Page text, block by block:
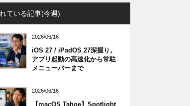
ている記事(今週)
2026/06/16
iOS 27 / iPadOS 27深掘り。
アプリ起動の高速化から常駐
メニューバーまで
2026/06/16
【macOS Tahoe】Spotlight